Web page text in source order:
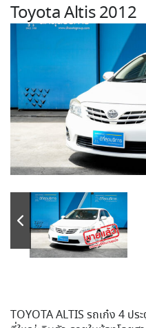
Toyota Altis 2012
TOYOTA ALTIS รถเก๋ง 4 ป